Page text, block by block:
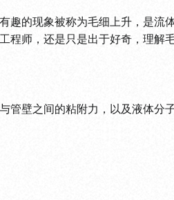
的现象被称为毛细上升，是流
师，还是只是出于好奇，理解
壁之间的粘附力，以及液体分